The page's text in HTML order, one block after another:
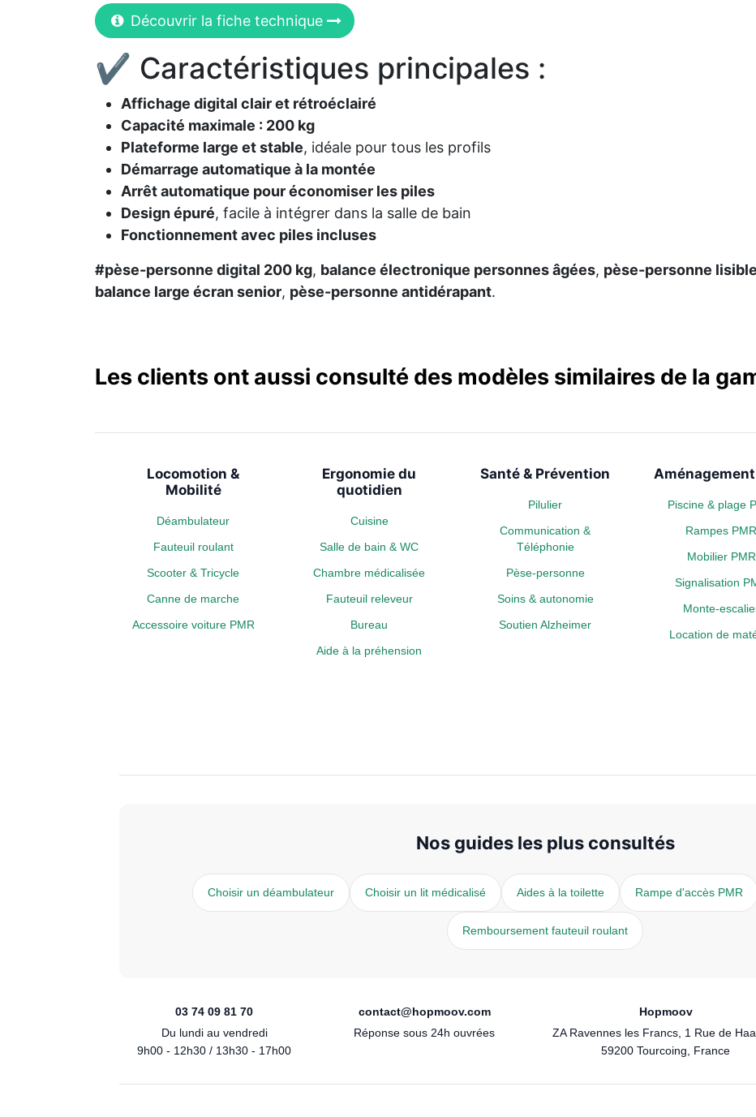
Découvrir la fiche technique
✔ Caractéristiques principales :
Affichage digital clair et rétroéclairé
Capacité maximale : 200 kg
Plateforme large et stable, idéale pour tous les profils
Démarrage automatique à la montée
Arrêt automatique pour économiser les piles
Design épuré, facile à intégrer dans la salle de bain
Fonctionnement avec piles incluses
#pèse-personne digital 200 kg, balance électronique personnes âgées, pèse-personne
balance large écran senior, pèse-personne antidérapant.
Les clients ont aussi consulté des modèles similaires de la
Locomotion &
Mobilité
Déambulateur
Fauteuil roulant
Scooter & Tricycle
Canne de marche
Accessoire voiture PMR
Ergonomie du
quotidien
Cuisine
Salle de bain & WC
Chambre médicalisée
Fauteuil releveur
Bureau
Aide à la préhension
Santé & Prévention
Pilulier
Communication &
Téléphonie
Pèse-personne
Soins & autonomie
Soutien Alzheimer
Aménagement
Piscine & plage
Rampes PMR
Mobilier PMR
Signalisation
Monte-
Location de
Nos guides les plus consultés
Choisir un déambulateur Choisir un lit médicalisé Aides à la toilette Rampe d'accès PMR
Remboursement fauteuil roulant
03 74 09 81 70
Du lundi au vendredi
9h00 - 12h30 / 13h30 - 17h00
contact@hopmoov.com
Réponse sous 24h ouvrées
Hopmoov
ZA Ravennes les Francs, 1 Rue de
59200 Tourcoing, France